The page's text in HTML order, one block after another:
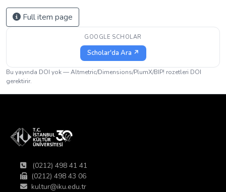
Full item page
GOOGLE SCHOLAR
Scholar'da Ara ↗
Bu yayında DOI yok — Altmetric/Dimensions/PlumX/BIP! rozetleri DOI
gerektirir.
(0212) 498 41 41
(0212) 498 43 06
kultur@iku.edu.tr